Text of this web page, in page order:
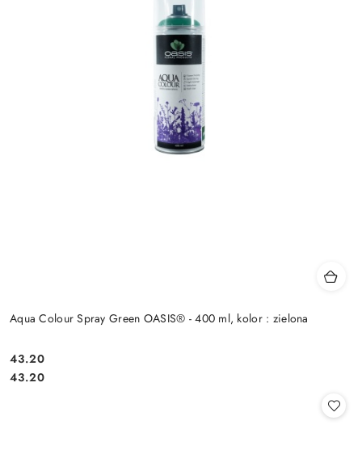
Aqua Colour Spray Green OASIS® - 400 ml, kolor : zielona
Cena:
43.20
Cena:
43.20